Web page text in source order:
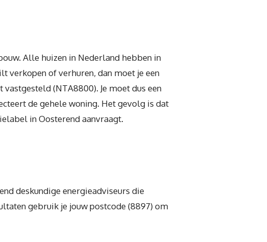
Alle huizen in Nederland hebben in
verkopen of verhuren, dan moet je een
(NTA8800). Je moet dus een
de gehele woning. Het gevolg is dat
in Oosterend aanvraagt.
deskundige energieadviseurs die
gebruik je jouw postcode (8897) om